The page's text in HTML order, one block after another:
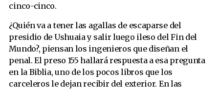
cinco-cinco.
¿Quién va a tener las agallas de escaparse del
presidio de Ushuaia y salir luego ileso del Fin del
Mundo?, piensan los ingenieros que diseñan el
penal. El preso 155 hallará respuesta a esa pregunta
en la Biblia, uno de los pocos libros que los
carceleros le dejan recibir del exterior. En las